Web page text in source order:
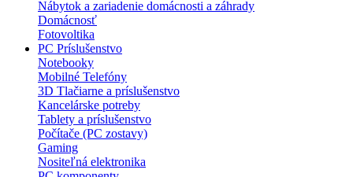
Nábytok a zariadenie domácnosti a záhrady
Domácnosť
Fotovoltika
PC Príslušenstvo
Notebooky
Mobilné Telefóny
3D Tlačiarne a príslušenstvo
Kancelárske potreby
Tablety a príslušenstvo
Počítače (PC zostavy)
Gaming
Nositeľná elektronika